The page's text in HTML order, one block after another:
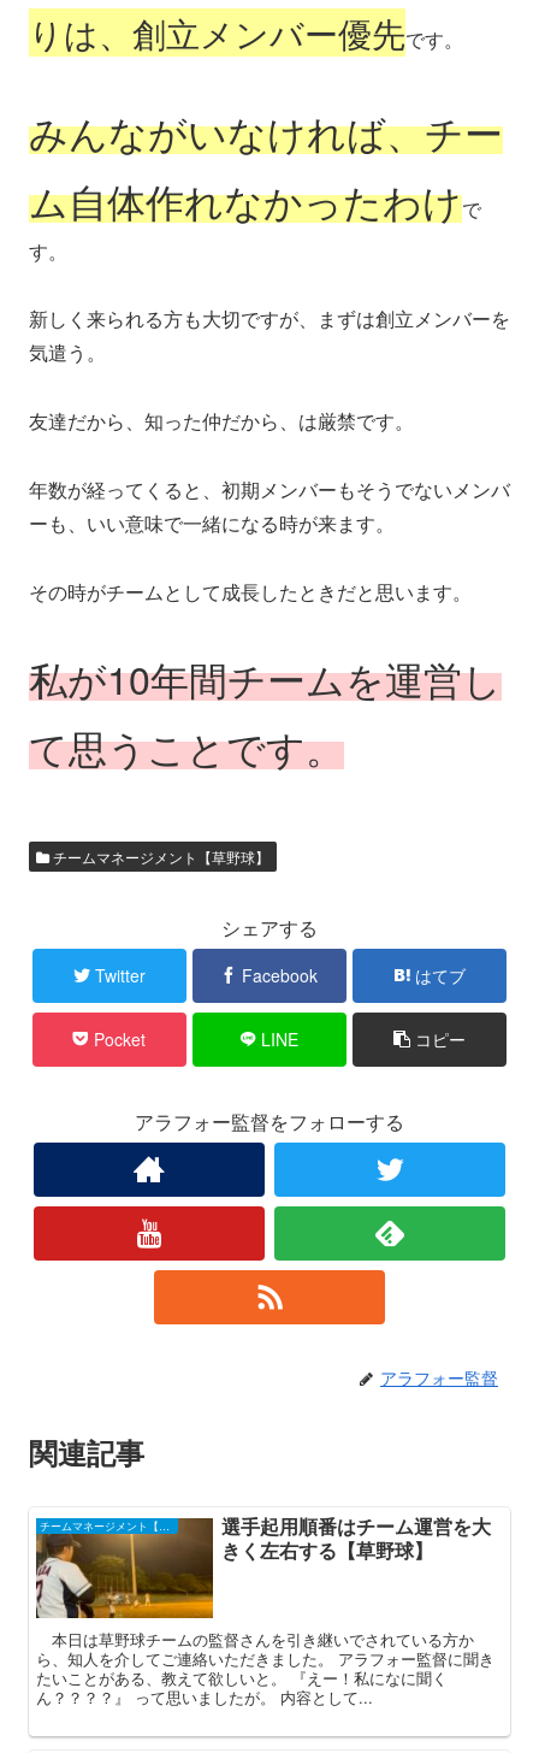
りは、創立メンバー優先です。
みんながいなければ、チー
ム自体作れなかったわけで
す。
新しく来られる方も大切ですが、まずは創立メンバーを
気遣う。
友達だから、知った仲だから、は厳禁です。
年数が経ってくると、初期メンバーもそうでないメンバ
ーも、いい意味で一緒になる時が来ます。
その時がチームとして成長したときだと思います。
私が10年間チームを運営し
て思うことです。
チームマネージメント【草野球】
シェアする
Twitter Facebook はてブ
Pocket LINE コピー
アラフォー監督をフォローする
アラフォー監督
関連記事
チームマネージメント【草野球】
選手起用順番はチーム運営を大
きく左右する【草野球】
本日は草野球チームの監督さんを引き継いでされている方か
ら、知人を介してご連絡いただきました。 アラフォー監督に聞き
たいことがある、教えて欲しいと。 『えー！私になに聞く
ん？？？？』 って思いましたが。 内容として...